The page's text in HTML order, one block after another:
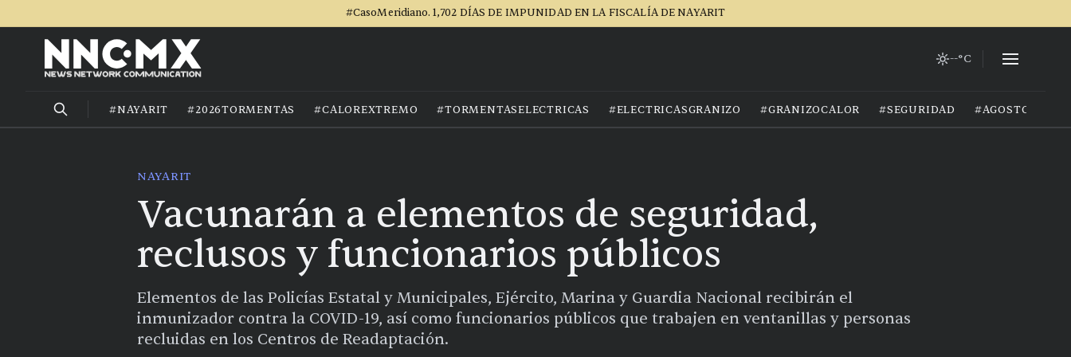
#CasoMeridiano. 1,702 DÍAS DE IMPUNIDAD EN LA FISCALÍA DE NAYARIT
--°C
#NAYARIT #2026TORMENTAS #CALOREXTREMO #TORMENTASELECTRICAS #ELECTRICASGRANIZO #GRANIZOCALOR #SEGURIDAD #AGOSTO2026
NAYARIT
Vacunarán a elementos de seguridad,
reclusos y funcionarios públicos
Elementos de las Policías Estatal y Municipales, Ejército, Marina y Guardia Nacional recibirán el
inmunizador contra la COVID-19, así como funcionarios públicos que trabajen en ventanillas y personas
recluidas en los Centros de Readaptación.